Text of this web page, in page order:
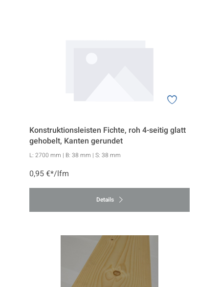
Konstruktionsleisten Fichte, roh 4-seitig glatt
gehobelt, Kanten gerundet
L: 2700 mm | B: 38 mm | S: 38 mm
0,95 €*/lfm
Details